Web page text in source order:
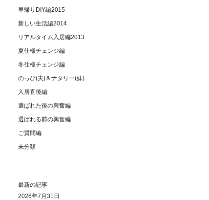
里帰りDIY編2015
新しい生活編2014
リアルタイム入居編2013
夏仕様チェンジ編
冬仕様チェンジ編
のっぴ(夫)＆ナタリー(妹)
入居直後編
選ばれた後の興奮編
選ばれる前の興奮編
ご質問編
未分類
最新の記事
2026年7月31日